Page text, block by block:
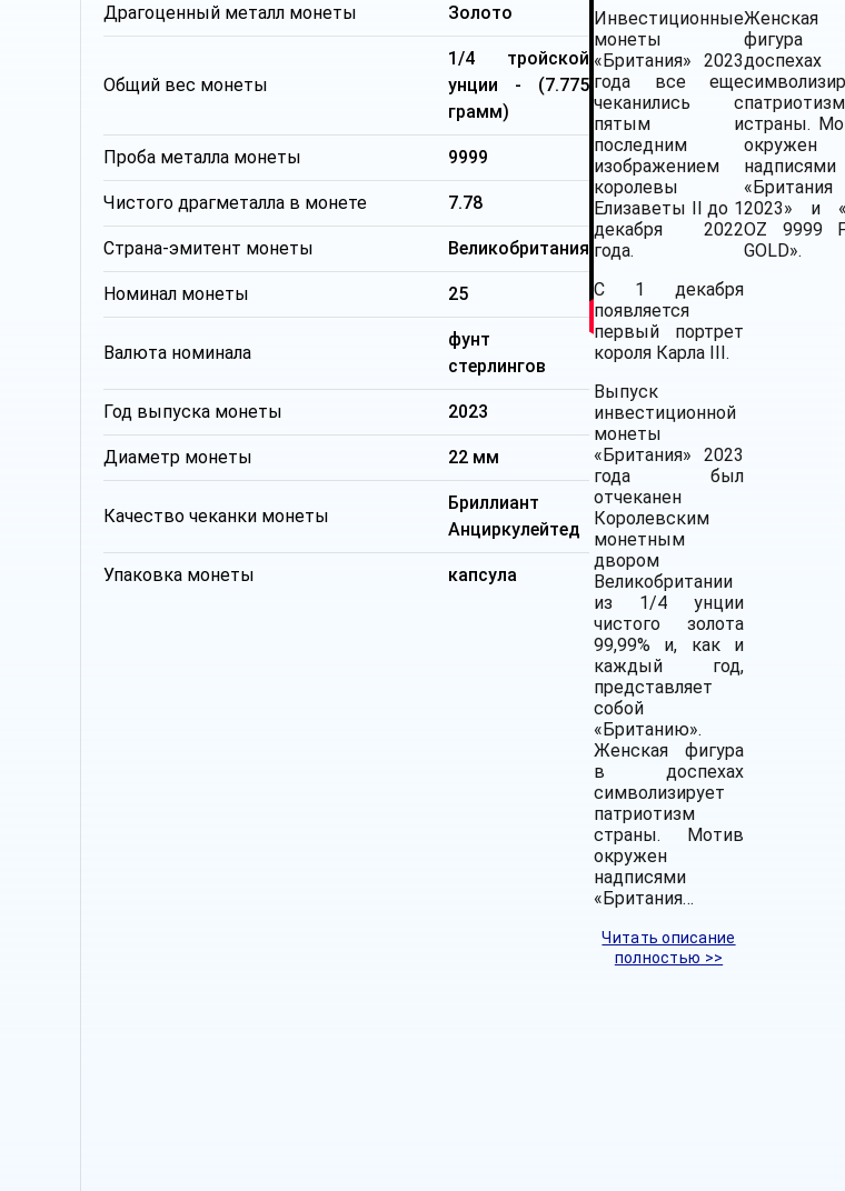
Драгоценный металл монеты Золото
Общий вес монеты
1/4 тройской
унции - (7.775
грамм)
Проба металла монеты 9999
Чистого драгметалла в монете 7.78
Страна-эмитент монеты Великобритания
Номинал монеты 25
Валюта номинала
фунт
стерлингов
Год выпуска монеты 2023
Диаметр монеты 22 мм
Качество чеканки монеты
Бриллиант
Анциркулейтед
Упаковка монеты капсула
Инвестиционные
монеты
«Британия» 2023
года все еще
чеканились с
пятым и
последним
изображением
королевы
Елизаветы II до 1
декабря 2022
года.
С 1 декабря
появляется
первый портрет
короля Карла III.
Выпуск
инвестиционной
монеты
«Британия» 2023
года был
отчеканен
Королевским
монетным
двором
Великобритании
из 1/4 унции
чистого золота
99,99% и, как и
каждый год,
представляет
собой
«Британию».
Женская фигура
в доспехах
символизирует
патриотизм
страны. Мотив
окружен
надписями
«Британия…
Читать описание
полностью >>
Женская
доспехах
патриотизм
страны.
окружен
надписями
«Британия
2023» и
OZ 9999
GOLD».